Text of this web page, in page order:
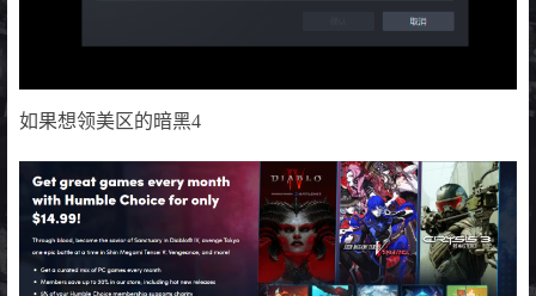
如果想领美区的暗黑4